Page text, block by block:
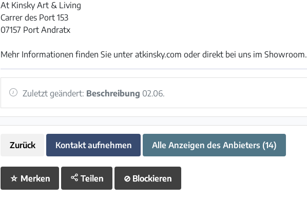
At Kinsky Art & Living
Carrer des Port 153
07157 Port Andratx
Mehr Informationen finden Sie unter atkinsky.com oder direkt bei uns im Showroom.
Zuletzt geändert: Beschreibung 02.06.
Zurück Kontakt aufnehmen Alle Anzeigen des Anbieters (14)
☆ Merken Teilen ⊘ Blockieren